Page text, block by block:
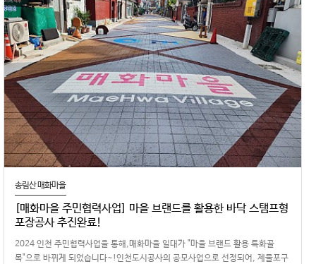
송림산 매화마을
[매화마을 주민협력사업] 마을 브랜드를 활용한 바닥 스탬프형
포장공사 추진완료!
2024 인천 주민협력사업을 통해,매화마을 일대가 "마을 브랜드 활용 특화골
목"으로 바뀌게 되었습니다~!인천도시공사의 공모사업으로 선정되어, 제물포구